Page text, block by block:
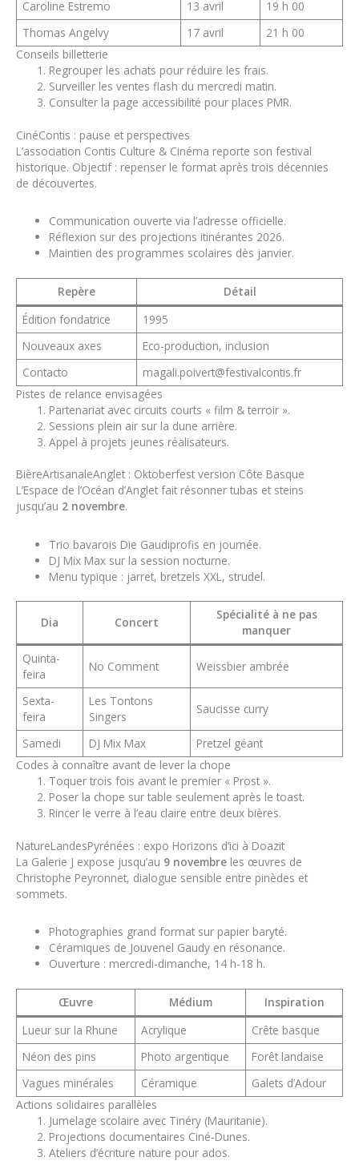
Caroline Estremo 13 avril
19 h 00
Thomas Angelvy
17 avril
21 h 00
Conseils billetterie
Regrouper les achats pour réduire les frais.
Surveiller les ventes flash du mercredi matin.
Consulter la page accessibilité pour places PMR.
CinéContis : pause et perspectives
L’association Contis Culture & Cinéma reporte son festival
historique. Objectif : repenser le format après trois décennies
de découvertes.
Communication ouverte via l’adresse officielle.
Réflexion sur des projections itinérantes 2026.
Maintien des programmes scolaires dès janvier.
Repère
Détail
Édition fondatrice
1995
Nouveaux axes
Eco-production, inclusion
Contacto
magali.poivert@festivalcontis.fr
Pistes de relance envisagées
Partenariat avec circuits courts « film & terroir ».
Sessions plein air sur la dune arrière.
Appel à projets jeunes réalisateurs.
BièreArtisanaleAnglet : Oktoberfest version Côte Basque
L’Espace de l’Océan d’Anglet fait résonner tubas et steins
jusqu’au 2 novembre.
Trio bavarois Die Gaudiprofis en journée.
DJ Mix Max sur la session nocturne.
Menu typique : jarret, bretzels XXL, strudel.
Dia Concert
Spécialité à ne pas
manquer
Quinta-
feira
No Comment Weissbier ambrée
Sexta-
feira
Les Tontons
Singers
Saucisse curry
Samedi DJ Mix Max
Pretzel géant
Codes à connaître avant de lever la chope
Toquer trois fois avant le premier « Prost ».
Poser la chope sur table seulement après le toast.
Rincer le verre à l’eau claire entre deux bières.
NatureLandesPyrénées : expo Horizons d’ici à Doazit
La Galerie J expose jusqu’au 9 novembre les œuvres de
Christophe Peyronnet, dialogue sensible entre pinèdes et
sommets.
Photographies grand format sur papier baryté.
Céramiques de Jouvenel Gaudy en résonance.
Ouverture : mercredi-dimanche, 14 h-18 h.
Œuvre Médium
Inspiration
Lueur sur la Rhune
Acrylique
Crête basque
Néon des pins
Photo argentique
Forêt landaise
Vagues minérales
Céramique
Galets d’Adour
Actions solidaires parallèles
Jumelage scolaire avec Tinéry (Mauritanie).
Projections documentaires Ciné-Dunes.
Ateliers d’écriture nature pour ados.